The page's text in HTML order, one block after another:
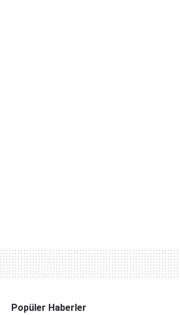
Popüler Haberler